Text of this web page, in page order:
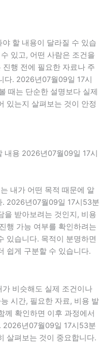
할 내용이 달라질 수 있습
있고, 어떤 사람은 조건을
행 전에 필요한 자료나 주
다. 2026년07월09일 17시
때는 단순한 설명보다 실제
있는지 살펴보는 것이 안정
내용 2026년07월09일 17시
내가 어떤 목적 때문에 알
2026년07월09일 17시53분
을 받아보려는 것인지, 비용
행 가능 여부를 확인하려는
있습니다. 목적이 분명하면
쉽게 구분할 수 있습니다.
비슷해도 실제 조건이나
시간, 필요한 자료, 비용 발
께 확인하면 이후 과정에서
2026년07월09일 17시53분
살펴보는 것이 중요합니다.